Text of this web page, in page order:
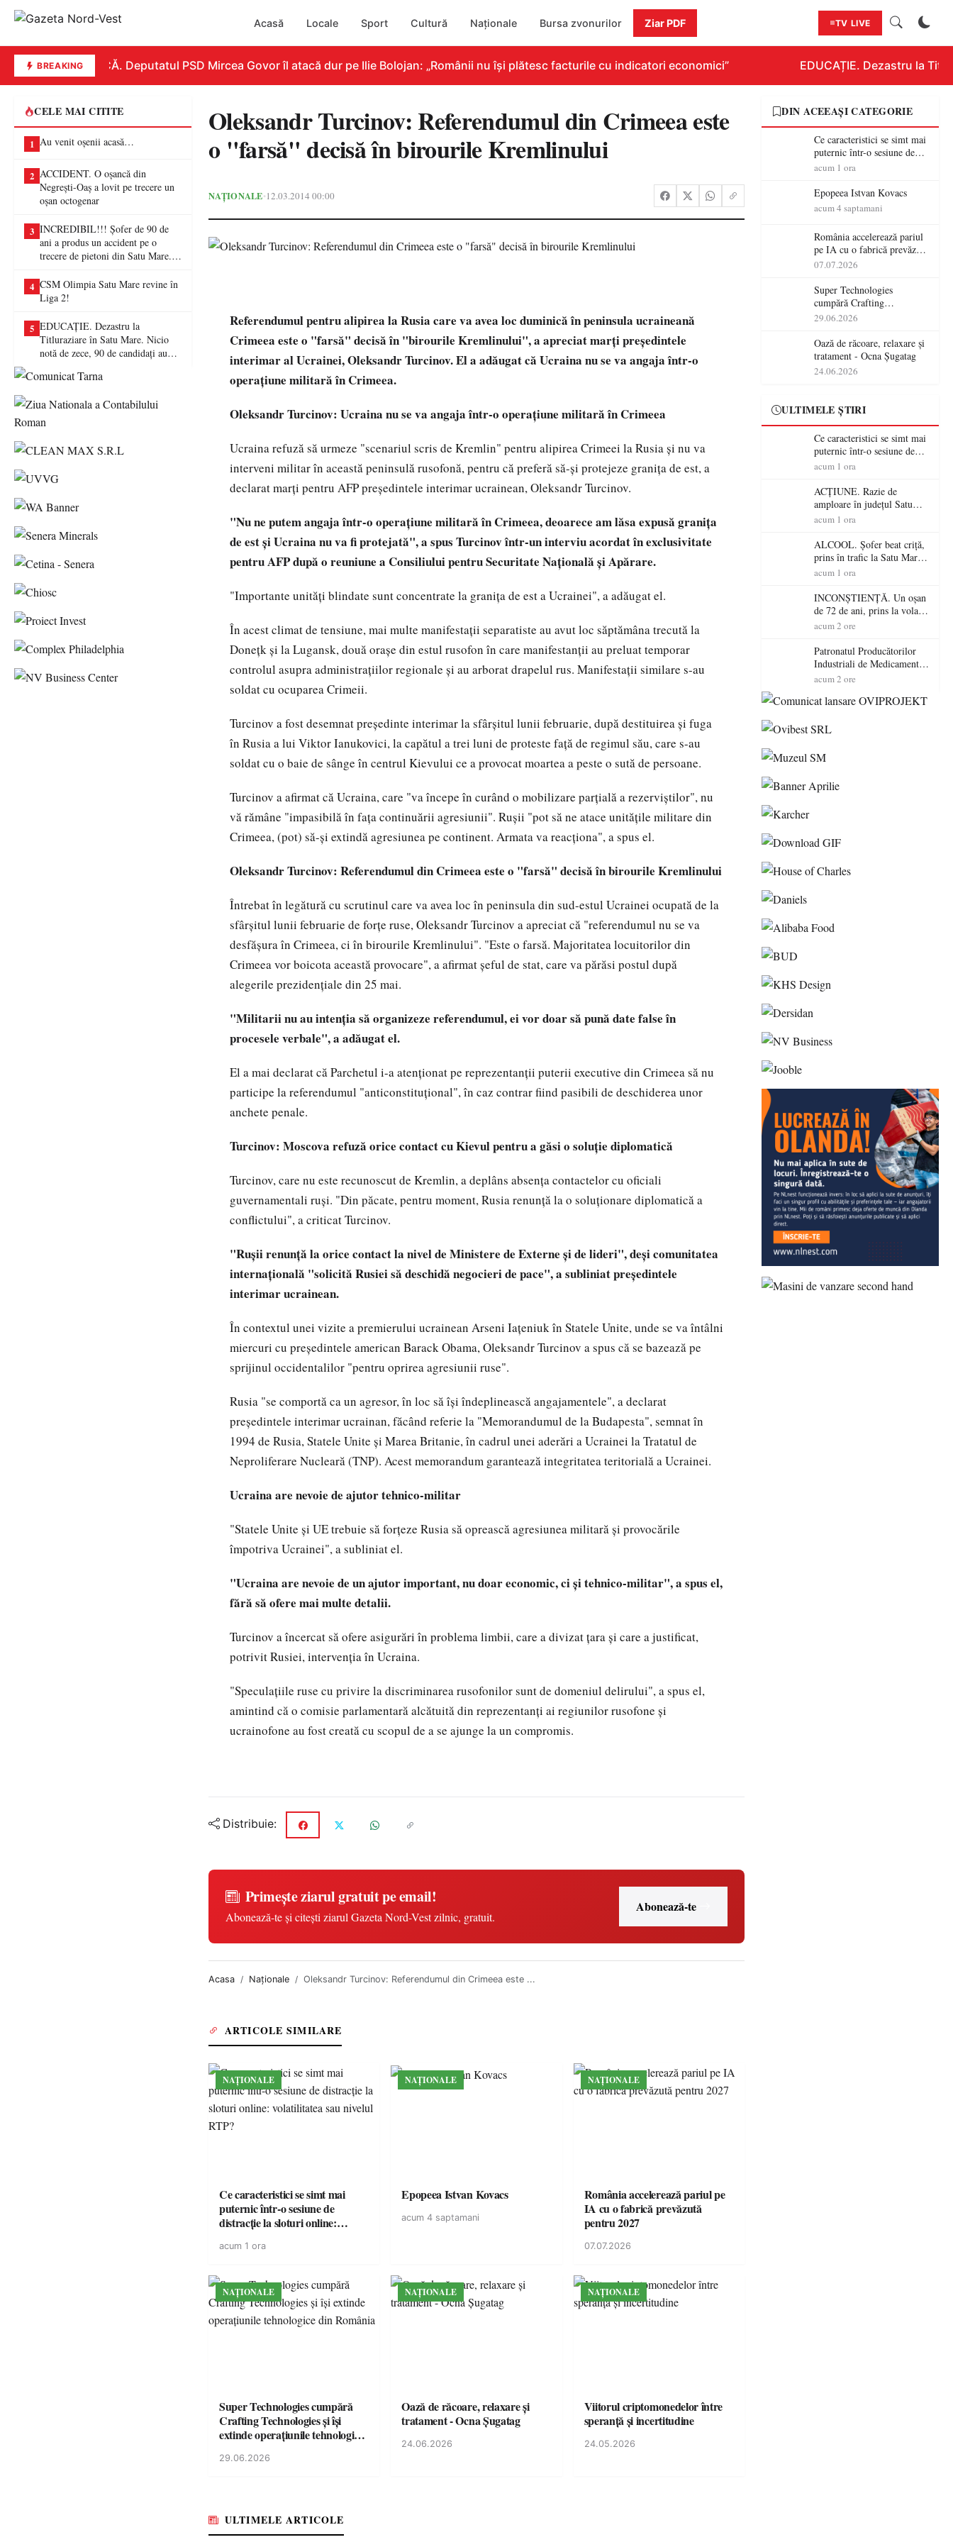
Acasă Locale Sport Cultură Naționale Bursa zvonurilor Ziar PDF TV LIVE
BREAKING
REPLICĂ. Deputatul PSD Mircea Govor îl atacă dur pe Ilie Bolojan: „Românii nu își plătesc facturile cu indicatori economici” EDUCAȚIE. Dezastru la
CELE MAI CITITE
1 Au venit oșenii acasă…
2 ACCIDENT. O oșancă din
Negrești-Oaș a lovit pe trecere un
oșan octogenar
3 INCREDIBIL!!! Șofer de 90 de
ani a produs un accident pe o
trecere de pietoni din Satu Mare. O
4 CSM Olimpia Satu Mare revine în
Liga 2!
5 EDUCAȚIE. Dezastru la
Titluraziare în Satu Mare. Nicio
notă de zece, 90 de candidați au
Oleksandr Turcinov: Referendumul din Crimeea este
o "farsă" decisă în birourile Kremlinului
NAȚIONALE•12.03.2014 00:00
Referendumul pentru alipirea la Rusia care va avea loc duminică în peninsula ucraineană
Crimeea este o "farsă" decisă în "birourile Kremlinului", a apreciat marţi preşedintele
interimar al Ucrainei, Oleksandr Turcinov. El a adăugat că Ucraina nu se va angaja într-o
operaţiune militară în Crimeea.
Oleksandr Turcinov: Ucraina nu se va angaja într-o operaţiune militară în Crimeea
Ucraina refuză să urmeze "scenariul scris de Kremlin" pentru alipirea Crimeei la Rusia şi nu va
interveni militar în această peninsulă rusofonă, pentru că preferă să-şi protejeze graniţa de est, a
declarat marţi pentru AFP preşedintele interimar ucrainean, Oleksandr Turcinov.
"Nu ne putem angaja într-o operaţiune militară în Crimeea, deoarece am lăsa expusă graniţa
de est şi Ucraina nu va fi protejată", a spus Turcinov într-un interviu acordat în exclusivitate
pentru AFP după o reuniune a Consiliului pentru Securitate Naţională şi Apărare.
"Importante unităţi blindate sunt concentrate la graniţa de est a Ucrainei", a adăugat el.
În acest climat de tensiune, mai multe manifestaţii separatiste au avut loc săptămâna trecută la
Doneţk şi la Lugansk, două oraşe din estul rusofon în care manifestanţii au preluat temporar
controlul asupra administraţiilor regionale şi au arborat drapelul rus. Manifestaţii similare s-au
soldat cu ocuparea Crimeii.
Turcinov a fost desemnat preşedinte interimar la sfârşitul lunii februarie, după destituirea şi fuga
în Rusia a lui Viktor Ianukovici, la capătul a trei luni de proteste faţă de regimul său, care s-au
soldat cu o baie de sânge în centrul Kievului ce a provocat moartea a peste o sută de persoane.
Turcinov a afirmat că Ucraina, care "va începe în curând o mobilizare parţială a rezerviştilor", nu
vă rămâne "impasibilă în faţa continuării agresiunii". Ruşii "pot să ne atace unităţile militare din
Crimeea, (pot) să-şi extindă agresiunea pe continent. Armata va reacţiona", a spus el.
Oleksandr Turcinov: Referendumul din Crimeea este o "farsă" decisă în birourile Kremlinului
Întrebat în legătură cu scrutinul care va avea loc în peninsula din sud-estul Ucrainei ocupată de la
sfârşitul lunii februarie de forţe ruse, Oleksandr Turcinov a apreciat că "referendumul nu se va
desfăşura în Crimeea, ci în birourile Kremlinului". "Este o farsă. Majoritatea locuitorilor din
Crimeea vor boicota această provocare", a afirmat şeful de stat, care va părăsi postul după
alegerile prezidenţiale din 25 mai.
"Militarii nu au intenţia să organizeze referendumul, ei vor doar să pună date false în
procesele verbale", a adăugat el.
El a mai declarat că Parchetul i-a atenţionat pe reprezentanţii puterii executive din Crimeea să nu
participe la referendumul "anticonstituţional", în caz contrar fiind pasibili de deschiderea unor
anchete penale.
Turcinov: Moscova refuză orice contact cu Kievul pentru a găsi o soluţie diplomatică
Turcinov, care nu este recunoscut de Kremlin, a deplâns absenţa contactelor cu oficiali
guvernamentali ruşi. "Din păcate, pentru moment, Rusia renunţă la o soluţionare diplomatică a
conflictului", a criticat Turcinov.
"Ruşii renunţă la orice contact la nivel de Ministere de Externe şi de lideri", deşi comunitatea
internaţională "solicită Rusiei să deschidă negocieri de pace", a subliniat preşedintele
interimar ucrainean.
În contextul unei vizite a premierului ucrainean Arseni Iaţeniuk în Statele Unite, unde se va întâlni
miercuri cu preşedintele american Barack Obama, Oleksandr Turcinov a spus că se bazează pe
sprijinul occidentalilor "pentru oprirea agresiunii ruse".
Rusia "se comportă ca un agresor, în loc să îşi îndeplinească angajamentele", a declarat
preşedintele interimar ucrainan, făcând referie la "Memorandumul de la Budapesta", semnat în
1994 de Rusia, Statele Unite şi Marea Britanie, în cadrul unei aderări a Ucrainei la Tratatul de
Neproliferare Nucleară (TNP). Acest memorandum garantează integritatea teritorială a Ucrainei.
Ucraina are nevoie de ajutor tehnico-militar
"Statele Unite şi UE trebuie să forţeze Rusia să oprească agresiunea militară şi provocările
împotriva Ucrainei", a subliniat el.
"Ucraina are nevoie de un ajutor important, nu doar economic, ci şi tehnico-militar", a spus el,
fără să ofere mai multe detalii.
Turcinov a încercat să ofere asigurări în problema limbii, care a divizat ţara şi care a justificat,
potrivit Rusiei, intervenţia în Ucraina.
"Speculaţiile ruse cu privire la discriminarea rusofonilor sunt de domeniul delirului", a spus el,
amintind că o comisie parlamentară alcătuită din reprezentanţi ai regiunilor rusofone şi
ucrainofone au fost creată cu scopul de a se ajunge la un compromis.
Distribuie:
Primește ziarul gratuit pe email!
Abonează-te și citești ziarul Gazeta Nord-Vest zilnic, gratuit.
Abonează-te
Acasa Naționale Oleksandr Turcinov: Referendumul din Crimeea este ...
ARTICOLE SIMILARE
NAȚIONALE
Ce caracteristici se simt mai
puternic într-o sesiune de
distracție la sloturi online:
acum 1 ora
NAȚIONALE
Epopeea Istvan Kovacs
acum 4 saptamani
NAȚIONALE
România accelerează pariul pe
IA cu o fabrică prevăzută
pentru 2027
07.07.2026
NAȚIONALE
Super Technologies cumpără
Crafting Technologies și își
extinde operațiunile tehnologice
29.06.2026
NAȚIONALE
Oază de răcoare, relaxare și
tratament - Ocna Șugatag
24.06.2026
NAȚIONALE
Viitorul criptomonedelor între
speranță și incertitudine
24.05.2026
ULTIMELE ARTICOLE
DIN ACEEAȘI CATEGORIE
Ce caracteristici se simt mai
puternic într-o sesiune de
distracție la sloturi online:
RTP?
acum 1 ora
Epopeea Istvan Kovacs
acum 4 saptamani
România accelerează pariul
pe IA cu o fabrică prevăzută
pentru 2027
07.07.2026
Super Technologies
cumpără Crafting
Technologies și își extinde
România
29.06.2026
Oază de răcoare, relaxare și
tratament - Ocna Șugatag
24.06.2026
ULTIMELE ȘTIRI
Ce caracteristici se simt mai
puternic într-o sesiune de
distracție la sloturi online:
RTP?
acum 1 ora
ACȚIUNE. Razie de
amploare în județul Satu
Mare! Polițiștii au dat sute
șoferi fără permis într-o
singură zi
acum 1 ora
ALCOOL. Șofer beat criță,
prins în trafic la Satu Mare!
Alcoolemie uriașă
acum 1 ora
INCONȘTIENȚĂ. Un oșan
de 72 de ani, prins la volan
fără permis! Polițiștii l-au
acum 2 ore
Patronatul Producătorilor
Industriali de Medicamente
din România (PRIMER):
energie electrică a fabricilor
pericol accesul pacienților la
acum 2 ore